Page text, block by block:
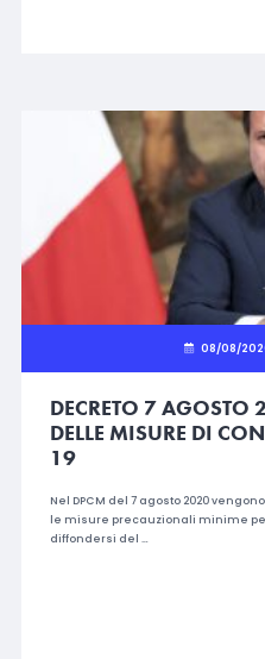
08/08/
DECRETO 7
DELLE MISURE DI
19
Nel DPCM del 7 agosto 2020
le misure precauzionali minime
diffondersi del …